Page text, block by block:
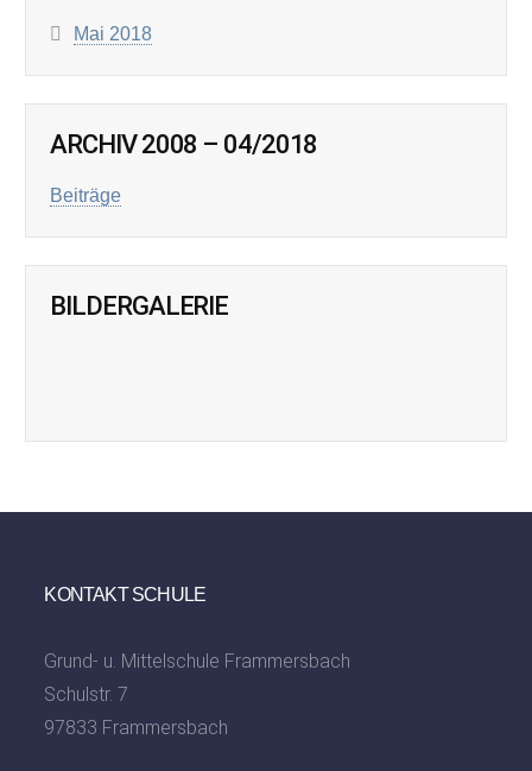
Mai 2018
ARCHIV 2008 – 04/2018
Beiträge
BILDERGALERIE
KONTAKT SCHULE
Grund- u. Mittelschule Frammersbach
Schulstr. 7
97833 Frammersbach